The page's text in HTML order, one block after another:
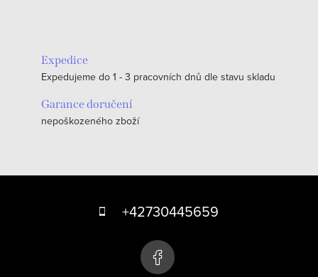
Expedice
Expedujeme do 1 - 3 pracovních dnů dle stavu skladu
Garance doručení
nepoškozeného zboží
+42730445659